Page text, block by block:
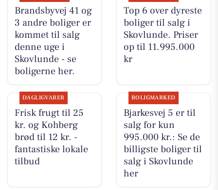
Brandsbyvej 41 og
3 andre boliger er
kommet til salg
denne uge i
Skovlunde - se
boligerne her.
Top 6 over dyreste
boliger til salg i
Skovlunde. Priser
op til 11.995.000
kr
DAGLIGVARER
Frisk frugt til 25
kr. og Kohberg
brød til 12 kr. -
fantastiske lokale
tilbud
BOLIGMARKED
Bjarkesvej 5 er til
salg for kun
995.000 kr.: Se de
billigste boliger til
salg i Skovlunde
her